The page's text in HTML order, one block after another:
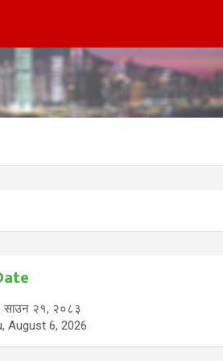
साउन २१, २०८३
August 6, 2026